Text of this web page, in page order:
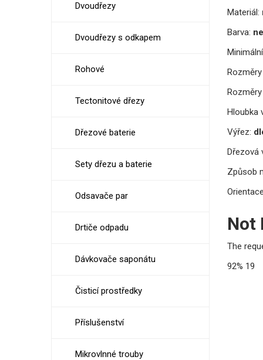
Materiál:
Barva:
Hloubka
Výřez:
Dřezová
Způsob
Not
The
92% 19
Dvoudřezy
Dvoudřezy s odkapem
Rohové
Tectonitové dřezy
Dřezové baterie
Sety dřezu a baterie
Odsavače par
Drtiče odpadu
Dávkovače saponátu
Čisticí prostředky
Příslušenství
Mikrovlnné trouby